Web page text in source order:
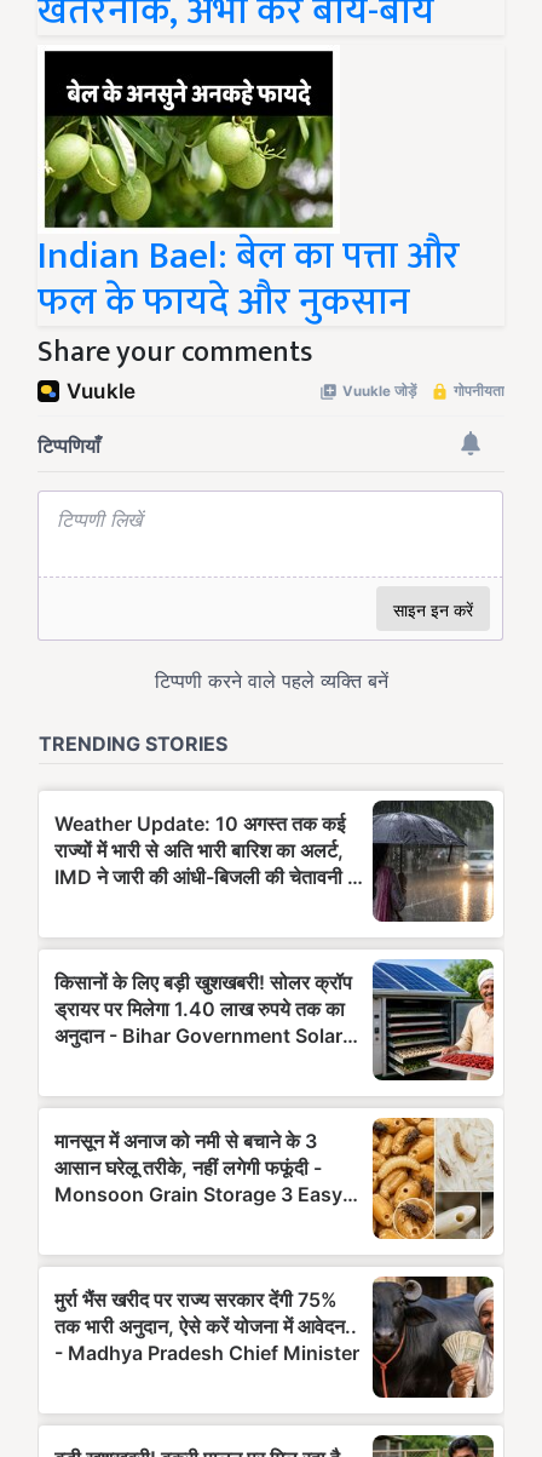
Indian Bael: बेल का पत्ता और
फल के फायदे और नुकसान
Share your comments